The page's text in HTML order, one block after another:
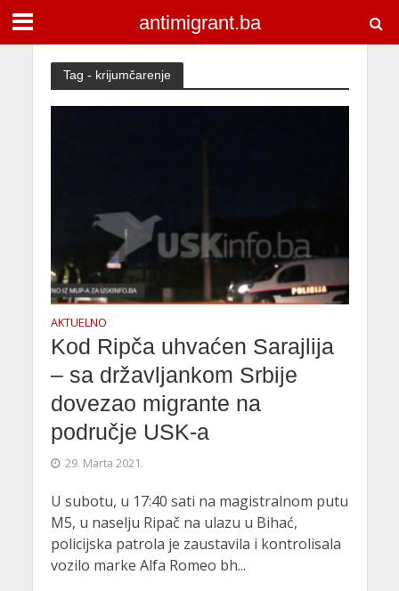
antimigrant.ba
Tag - krijumčarenje
AKTUELNO
Kod Ripča uhvaćen Sarajlija
– sa državljankom Srbije
dovezao migrante na
područje USK-a
29. Marta 2021.
U subotu, u 17:40 sati na magistralnom putu
M5, u naselju Ripač na ulazu u Bihać,
policijska patrola je zaustavila i kontrolisala
vozilo marke Alfa Romeo bh...